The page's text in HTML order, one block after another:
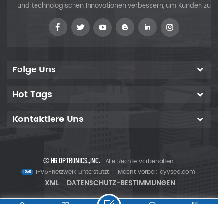
und technologischen Innovationen verbessern, um Kunden zu
versorgen
Folge Uns
Hot Tags
Kontaktiere Uns
© HG OPTRONICS.,INC.
Alle Rechte vorbehalten.
IPv6-Netzwerk unterstützt
Macht vorbei: dyyseo.com
XML DATENSCHUTZ-BESTIMMUNGEN